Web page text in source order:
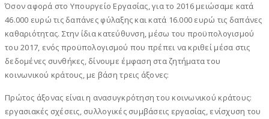
Όσον αφορά στο Υπουργείο Εργασίας, για το 2016 μειώσαμε κατά
46.000 ευρώ τις δαπάνες φύλαξης και κατά 16.000 ευρώ τις δαπάνες
καθαριότητας. Στην ίδια κατεύθυνση, μέσω του προϋπολογισμού
του 2017, ενός προϋπολογισμού που πρέπει να κριθεί μέσα στις
δεδομένες συνθήκες, δίνουμε έμφαση στα ζητήματα του
κοινωνικού κράτους, με βάση τρεις άξονες:
Πρώτος άξονας είναι η ανασυγκρότηση του κοινωνικού κράτους:
εργασιακές σχέσεις, συλλογικές συμβάσεις εργασίας, ενίσχυση του